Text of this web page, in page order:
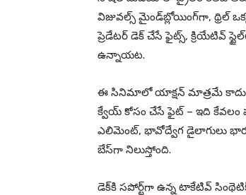
విజువల్స్ మైండ్‌బ్లోయింగ్‌గా, థ్రిల్
ప్రెడేటర్ డెక్ చేసే ఫైట్స్, క్రియేటివ్
ఉన్నాయట.
ఈ సినిమాలో యాక్షన్ మాత్రమే కాదు,
క్వేయ్ కోసం చేసే ఫైట్ – ఇది
ఎలిమెంట్, భావోద్వేగ డైలాగులు
బేస్‌గా నిలుస్తోంది.
డెక్‌కి సపోర్ట్‌గా ఉన్న టాకేటివ్